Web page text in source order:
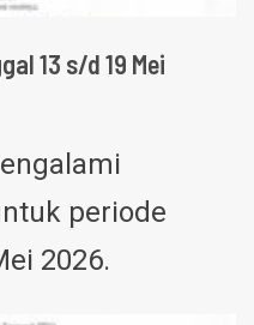
13 s/d 19 Mei
periode
2026.